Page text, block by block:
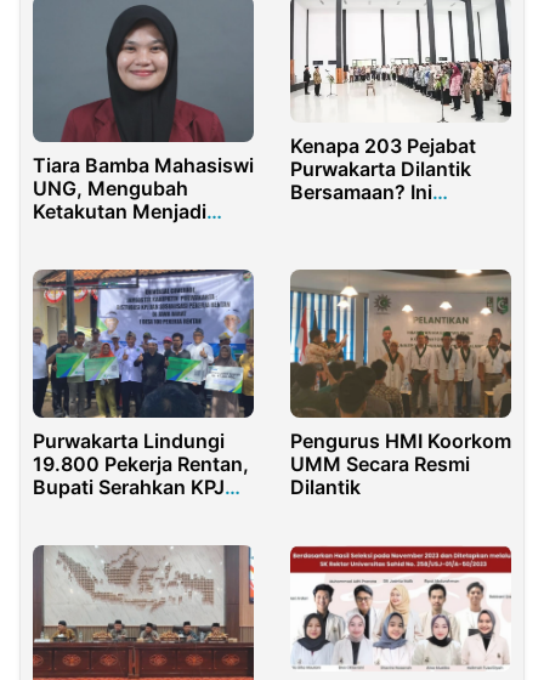
Tiara Bamba Mahasiswi
UNG, Mengubah
Ketakutan Menjadi
Kenapa 203 Pejabat
Purwakarta Dilantik
Bersamaan? Ini
Purwakarta Lindungi
19.800 Pekerja Rentan,
Bupati Serahkan KPJ
Pengurus HMI Koorkom
UMM Secara Resmi
Dilantik